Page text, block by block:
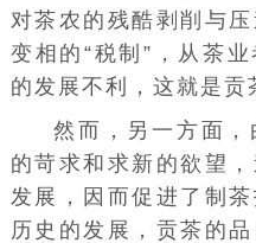
对茶农的残酷剥削与
变相的“税制”，从茶
的发展不利，这就是贡
然而，另一方面
的苛求和求新的欲望
发展，因而促进了制
历史的发展，贡茶的